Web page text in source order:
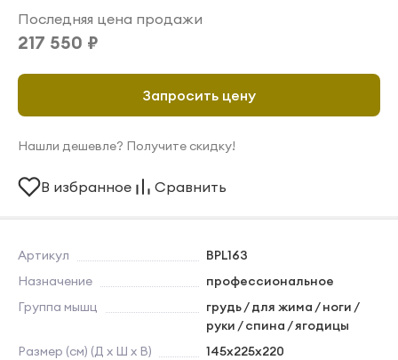
Артикул
BPL163
Назначение
профессиональное
Группа мышц
грудь / для жима / ноги /
руки / спина / ягодицы
Размер (см) (Д х Ш х В)
145х225х220
Последняя цена продажи
217 550 ₽
Запросить цену
Нашли дешевле? Получите скидку!
В избранное Сравнить